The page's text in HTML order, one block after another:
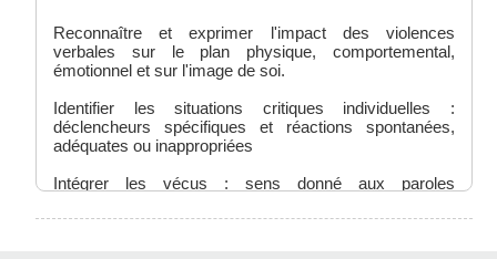
Reconnaître et exprimer l'impact des violences
verbales sur le plan physique, comportemental,
émotionnel et sur l'image de soi.
Identifier les situations critiques individuelles :
déclencheurs spécifiques et réactions spontanées,
adéquates ou inappropriées
Intégrer les vécus : sens donné aux paroles
apprentissages réalisés, reconnaissance de l'illégitimité